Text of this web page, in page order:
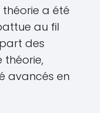
a été
au fil
des
théorie,
avancés en